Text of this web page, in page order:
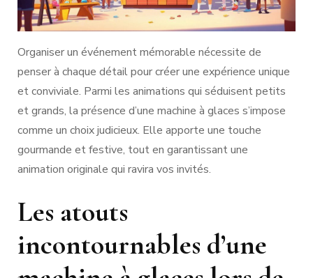
Organiser un événement mémorable nécessite de
penser à chaque détail pour créer une expérience unique
et conviviale. Parmi les animations qui séduisent petits
et grands, la présence d’une machine à glaces s’impose
comme un choix judicieux. Elle apporte une touche
gourmande et festive, tout en garantissant une
animation originale qui ravira vos invités.
Les atouts
incontournables d’une